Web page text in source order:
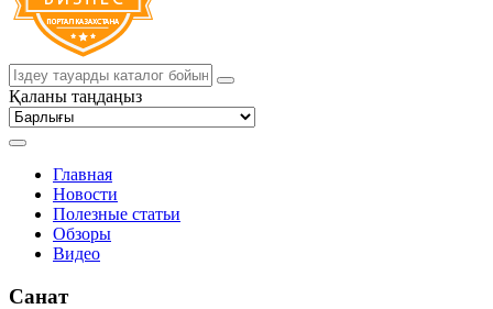
Қаланы таңдаңыз
Главная
Новости
Полезные статьи
Обзоры
Видео
Санат